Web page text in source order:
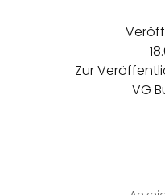
Zur
VG